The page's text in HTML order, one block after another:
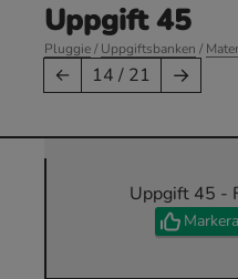
Uppgift 45
Pluggie/Uppgiftsbanken /
← 14 / 21 →
Uppgift 45 -